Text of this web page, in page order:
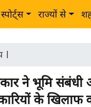
स्पोर्ट्स राज्यों से
|
ने भूमि
के खिलाफ